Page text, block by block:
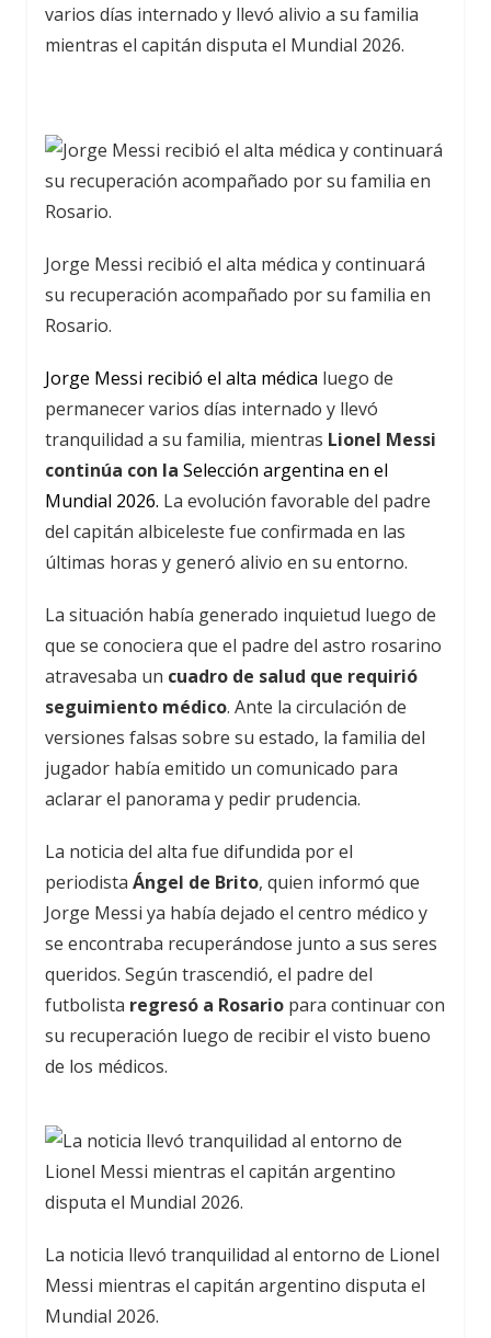
varios días internado y llevó alivio a su familia
mientras el capitán disputa el Mundial 2026.
Jorge Messi recibió el alta médica y continuará
su recuperación acompañado por su familia en
Rosario.
Jorge Messi recibió el alta médica luego de
permanecer varios días internado y llevó
tranquilidad a su familia, mientras Lionel Messi
continúa con la Selección argentina en el
Mundial 2026. La evolución favorable del padre
del capitán albiceleste fue confirmada en las
últimas horas y generó alivio en su entorno.
La situación había generado inquietud luego de
que se conociera que el padre del astro rosarino
atravesaba un cuadro de salud que requirió
seguimiento médico. Ante la circulación de
versiones falsas sobre su estado, la familia del
jugador había emitido un comunicado para
aclarar el panorama y pedir prudencia.
La noticia del alta fue difundida por el
periodista Ángel de Brito, quien informó que
Jorge Messi ya había dejado el centro médico y
se encontraba recuperándose junto a sus seres
queridos. Según trascendió, el padre del
futbolista regresó a Rosario para continuar con
su recuperación luego de recibir el visto bueno
de los médicos.
La noticia llevó tranquilidad al entorno de Lionel
Messi mientras el capitán argentino disputa el
Mundial 2026.